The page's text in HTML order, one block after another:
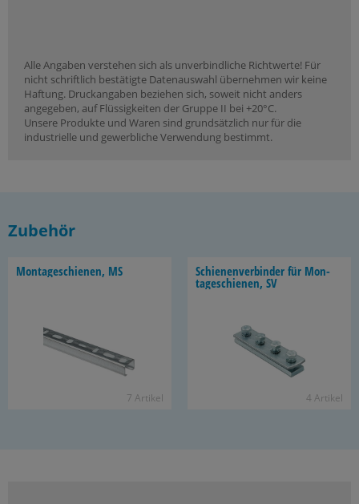
Alle Angaben verstehen sich als unverbindliche Richtwerte! Für
nicht schriftlich bestätigte Datenauswahl übernehmen wir keine
Haftung. Druckangaben beziehen sich, soweit nicht anders
angegeben, auf Flüssigkeiten der Gruppe II bei +20°C.
Unsere Produkte und Waren sind grundsätzlich nur für die
industrielle und gewerbliche Verwendung bestimmt.
Zubehör
Mon­ta­ge­schie­nen, MS
7 Ar­ti­kel
Schie­nen­ver­bin­der für Mon­
ta­ge­schie­nen, SV
4 Ar­ti­kel